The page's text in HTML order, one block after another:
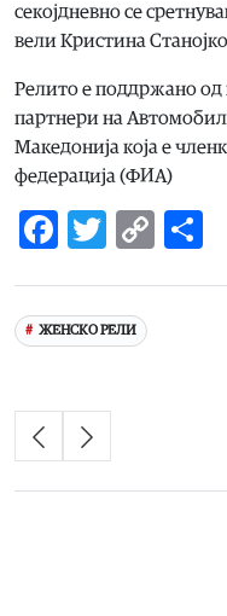
секојдневно се
вели Кристина
Релито е поддржано
партнери на
Македонија која е
федерација (ФИА)
Facebook
Twitter
Copy
ЖЕНСКО РЕЛИ